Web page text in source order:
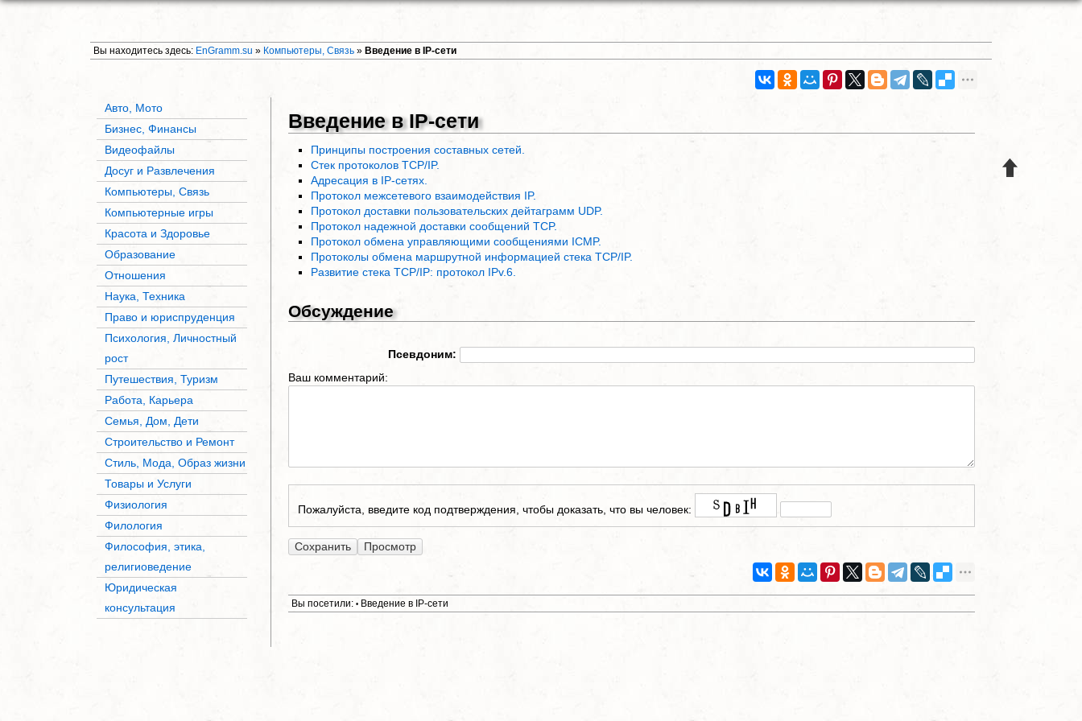
Вы находитесь здесь: EnGramm.su » Компьютеры, Связь » Введение в IP-сети
Авто, Мото
Бизнес, Финансы
Видеофайлы
Досуг и Развлечения
Компьютеры, Связь
Компьютерные игры
Красота и Здоровье
Образование
Отношения
Наука, Техника
Право и юриспруденция
Психология, Личностный
рост
Путешествия, Туризм
Работа, Карьера
Семья, Дом, Дети
Строительство и Ремонт
Стиль, Мода, Образ жизни
Товары и Услуги
Физиология
Филология
Философия, этика,
религиоведение
Юридическая
консультация
Введение в IP-сети
Принципы построения составных сетей.
Стек протоколов TCP/IP.
Адресация в IP-сетях.
Протокол межсетевого взаимодействия IP.
Протокол доставки пользовательских дейтаграмм UDP.
Протокол надежной доставки сообщений TCP.
Протокол обмена управляющими сообщениями ICMP.
Протоколы обмена маршрутной информацией стека TCP/IP.
Развитие стека TCP/IP: протокол IPv.6.
Обсуждение
Псевдоним:
Ваш комментарий:
Пожалуйста, введите код подтверждения, чтобы доказать, что вы человек:
Вы посетили: • Введение в IP-сети